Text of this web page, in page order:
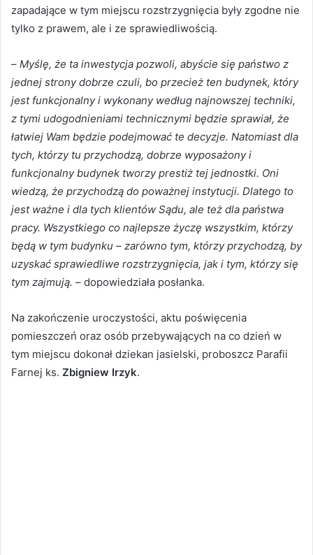
zapadające w tym miejscu rozstrzygnięcia były zgodne nie
tylko z prawem, ale i ze sprawiedliwością.
– Myślę, że ta inwestycja pozwoli, abyście się państwo z
jednej strony dobrze czuli, bo przecież ten budynek, który
jest funkcjonalny i wykonany według najnowszej techniki,
z tymi udogodnieniami technicznymi będzie sprawiał, że
łatwiej Wam będzie podejmować te decyzje. Natomiast dla
tych, którzy tu przychodzą, dobrze wyposażony i
funkcjonalny budynek tworzy prestiż tej jednostki. Oni
wiedzą, że przychodzą do poważnej instytucji. Dlatego to
jest ważne i dla tych klientów Sądu, ale też dla państwa
pracy. Wszystkiego co najlepsze życzę wszystkim, którzy
będą w tym budynku – zarówno tym, którzy przychodzą, by
uzyskać sprawiedliwe rozstrzygnięcia, jak i tym, którzy się
tym zajmują. – dopowiedziała posłanka.
Na zakończenie uroczystości, aktu poświęcenia
pomieszczeń oraz osób przebywających na co dzień w
tym miejscu dokonał dziekan jasielski, proboszcz Parafii
Farnej ks. Zbigniew Irzyk.